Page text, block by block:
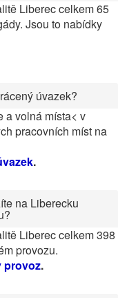
Liberec celkem 65
Jsou to nabídky
úvazek?
a volná místa< v
pracovních míst na
.
na Liberecku
Liberec celkem 398
provozu.
provoz.